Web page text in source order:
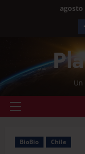
agosto
BioBio Chile